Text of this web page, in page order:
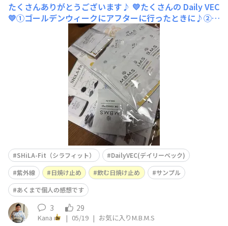
たくさんありがとうございます♪ 💛たくさんの Daily​ VEC
💛①ゴールデンウィークにアフターに行ったときに♪②お
友達紹介キャンペーンをさせてもらったときに♪③これは
写真手前の SHiLA-Fit ですが、オーソティクスを追加購入
したらもらえました♪ M.B.M.Sのサンプルって、旅行の時
とか、出先でカバンにひとつ
SHiLA-Fit（シラフィット）
DailyVEC(デイリーベック)
紫外線
日焼け止め 飲む日焼け止め
サンプル
あくまで個人の感想です
3 29
Kana | 05/19 | お気に入りM.B.M.S